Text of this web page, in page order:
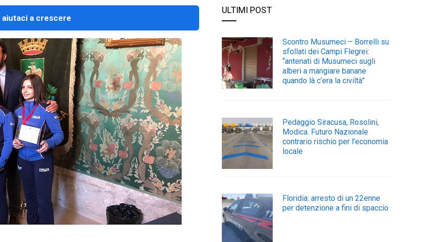
aiutaci a crescere
ULTIMI POST
Scontro Musumeci – Borrelli su
sfollati dei Campi Flegrei:
“antenati di Musumeci sugli
alberi a mangiare banane
quando là c’era la civiltà”
Pedaggio Siracusa, Rosolini,
Modica. Futuro Nazionale
contrario rischio per l’economia
locale
Floridia: arresto di un 22enne
per detenzione a fini di spaccio